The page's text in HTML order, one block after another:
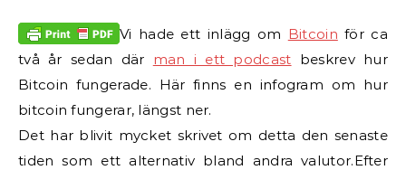
Vi hade ett inlägg om Bitcoin för ca
två år sedan där man i ett podcast beskrev hur
Bitcoin fungerade. Här finns en infogram om hur
bitcoin fungerar, längst ner.
Det har blivit mycket skrivet om detta den senaste
tiden som ett alternativ bland andra valutor.Efter